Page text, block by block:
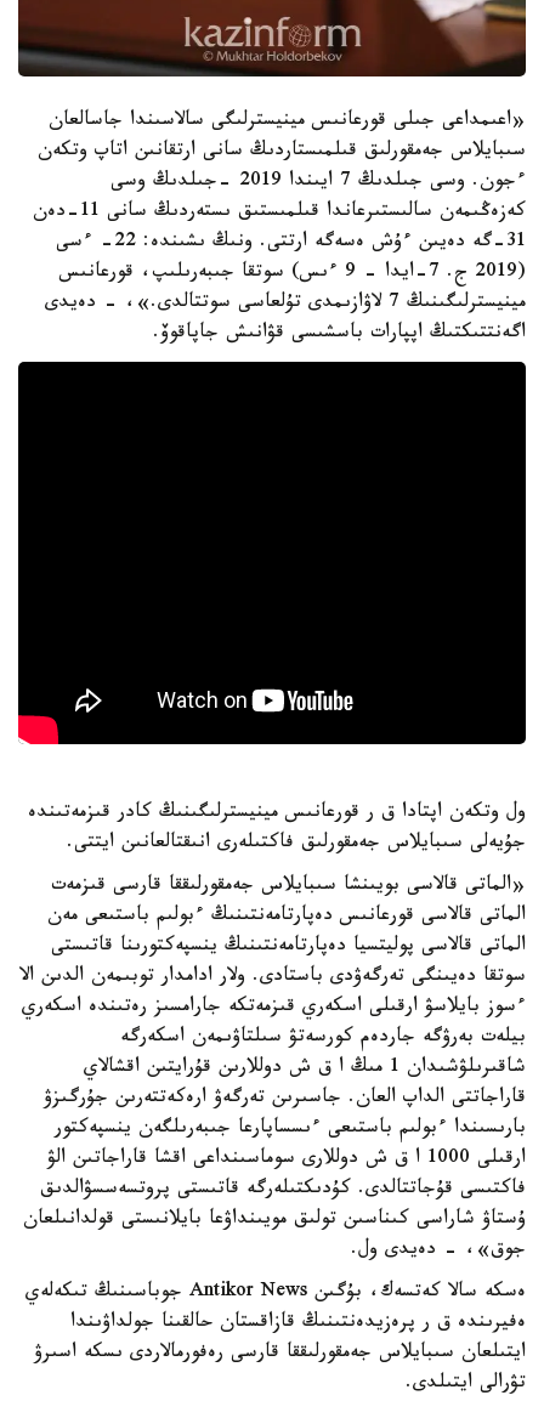
«اعىمداعى جىلى قورعانىس مينيسترلىگى سالاسىندا جاسالعان
سىبايلاس جەمقورلىق قىلمىستاردىڭ سانى ارتقانىن اتاپ وتكەن
ءجون. وسى جىلدىڭ 7 ايىندا 2019 -جىلدىڭ وسى
كەزەڭىمەن سالىستىرعاندا قىلمىستىق ىستەردىڭ سانى 11-دەن
31-گە دەيىن ءۇش ەسەگە ارتتى. ونىڭ ىشىندە: 22- ءسى
(2019 ج. 7-ايدا - 9 ءىس) سوتقا جىبەرىلىپ، قورعانىس
مينيسترلىگىنىڭ 7 لاۋازىمدى تۇلعاسى سوتتالدى.»، - دەيدى
اگەنتتىكتىڭ اپپارات باسشىسى قۋانىش جاپاقوۆ.
ول وتكەن اپتادا ق ر قورعانىس مينيسترلىگىنىڭ كادر قىزمەتىندە
جۇيەلى سىبايلاس جەمقورلىق فاكتىلەرى انىقتالعانىن ايتتى.
«الماتى قالاسى بويىنشا سىبايلاس جەمقورلىققا قارسى قىزمەت
الماتى قالاسى قورعانىس دەپارتامەنتىنىڭ ءبولىم باستىعى مەن
الماتى قالاسى پوليتسيا دەپارتامەنتىنىڭ ينسپەكتورىنا قاتىستى
سوتقا دەيىنگى تەرگەۋدى باستادى. ولار ادامدار توبىمەن الدىن الا
ءسوز بايلاسۋ ارقىلى اسكەري قىزمەتكە جارامسىز رەتىندە اسكەري
بيلەت بەرۋگە جاردەم كورسەتۋ سىلتاۋىمەن اسكەرگە
شاقىرىلۋشىدان 1 مىڭ ا ق ش دوللارىن قۇرايتىن اقشالاي
قاراجاتتى الداپ العان. جاسىرىن تەرگەۋ ارەكەتتەرىن جۇرگىزۋ
بارىسىندا ءبولىم باستىعى ءىسساپارعا جىبەرىلگەن ينسپەكتور
ارقىلى 1000 ا ق ش دوللارى سوماسىنداعى اقشا قاراجاتىن الۋ
فاكتىسى قۇجاتتالدى. كۇدىكتىلەرگە قاتىستى پروتسەسسۋالدىق
ۇستاۋ شاراسى كىناسىن تولىق مويىنداۋعا بايلانىستى قولدانىلعان
جوق»، - دەيدى ول.
ەسكە سالا كەتسەك، بۇگىن Antikor News جوباسىنىڭ تىكەلەي
ەفيرىندە ق ر پرەزيدەنتىنىڭ قازاقستان حالقىنا جولداۋىندا
ايتىلعان سىبايلاس جەمقورلىققا قارسى رەفورمالاردى ىسكە اسىرۋ
تۋرالى ايتىلدى.